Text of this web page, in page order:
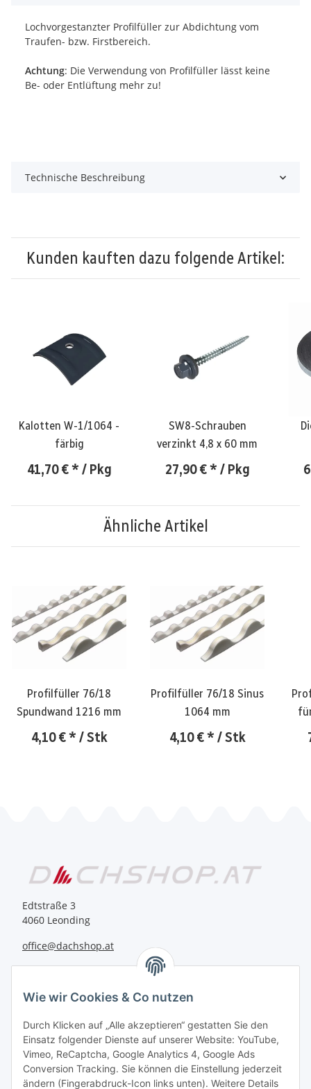
Lochvorgestanzter Profilfüller zur Abdichtung vom
Traufen- bzw. Firstbereich.
Achtung: Die Verwendung von Profilfüller lässt keine
Be- oder Entlüftung mehr zu!
Technische Beschreibung
Kunden kauften dazu folgende Artikel:
Kalotten W-1/1064 -
färbig
41,70 €* / Pkg
SW8-Schrauben
verzinkt 4,8 x 60 mm
27,90 €* / Pkg
Ähnliche Artikel
Profilfüller 76/18
Spundwand 1216 mm
4,10 €* / Stk
Profilfüller 76/18 Sinus
1064 mm
4,10 €* / Stk
Edtstraße 3
4060 Leonding
office@dachshop.at
Informationen
Wie wir Cookies & Co nutzen
Durch Klicken auf „Alle akzeptieren“ gestatten Sie den
Einsatz folgender Dienste auf unserer Website: YouTube,
Vimeo, ReCaptcha, Google Analytics 4, Google Ads
Conversion Tracking. Sie können die Einstellung jederzeit
ändern (Fingerabdruck-Icon links unten). Weitere Details